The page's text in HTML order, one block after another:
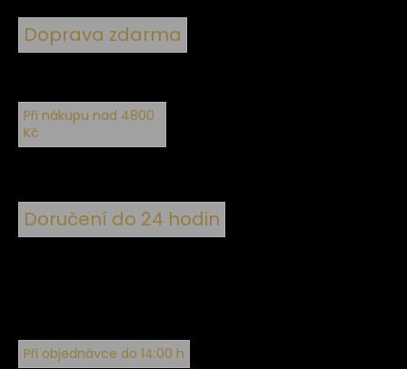
Doprava zdarma
Při nákupu nad 4800
Kč
Doručení do 24 hodin
Při objednávce do 14:00 h